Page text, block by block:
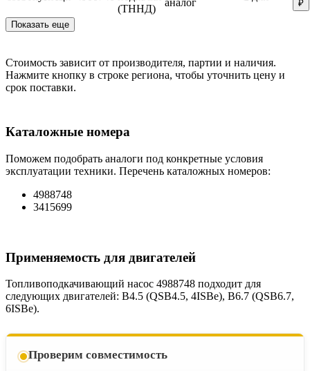
(ТННД)
₽
Показать еще
Стоимость зависит от производителя, партии и наличия.
Нажмите кнопку в строке региона, чтобы уточнить цену и
срок поставки.
Каталожные номера
Поможем подобрать аналоги под конкретные условия
эксплуатации техники. Перечень каталожных номеров:
4988748
3415699
Применяемость для двигателей
Топливоподкачивающий насос 4988748 подходит для
следующих двигателей: B4.5 (QSB4.5, 4ISBe), B6.7 (QSB6.7,
6ISBe).
Проверим совместимость